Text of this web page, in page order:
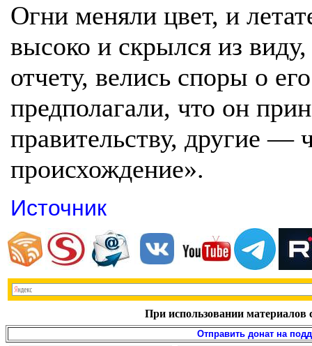
Огни меняли цвет, и
высоко и скрылся из
отчету, велись споры о
предполагали, что он
правительству, другие —
происхождение».
Источник
При использовании материалов
Отправить донат на